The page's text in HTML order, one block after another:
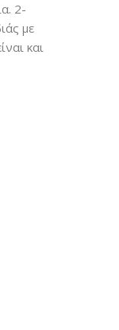
2-
με
και